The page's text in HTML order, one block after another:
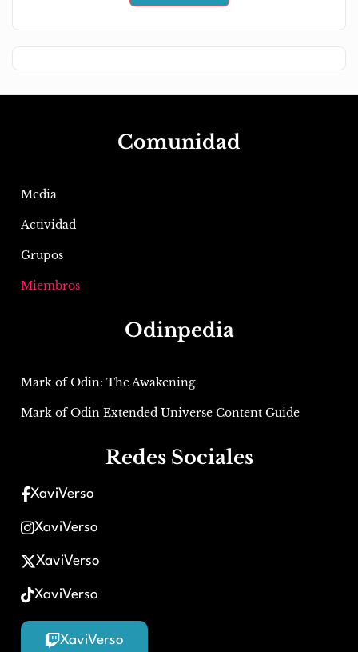
Comunidad
Media
Actividad
Grupos
Miembros
Odinpedia
Mark of Odin: The Awakening
Mark of Odin Extended Universe Content Guide
Redes Sociales
XaviVerso
XaviVerso
XaviVerso
XaviVerso
XaviVerso